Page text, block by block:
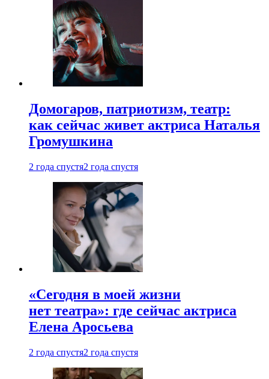
Домогаров, патриотизм, театр:
как сейчас живет актриса Наталья
Громушкина
2 года спустя2 года спустя
«Сегодня в моей жизни
нет театра»: где сейчас актриса
Елена Аросьева
2 года спустя2 года спустя